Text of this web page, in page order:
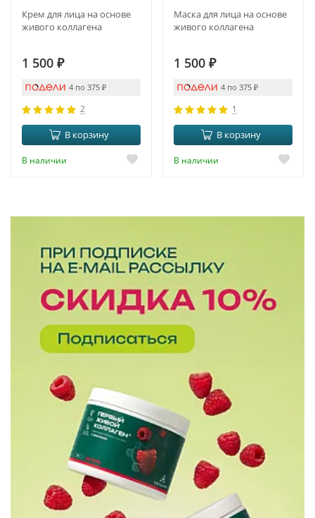
Крем для лица на основе
живого коллагена
1 500 ₽
4 по 375 ₽
2
В корзину
В наличии
Маска для лица на основе
живого коллагена
1 500 ₽
4 по 375 ₽
1
В корзину
В наличии